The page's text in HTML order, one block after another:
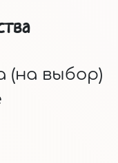
выбор)